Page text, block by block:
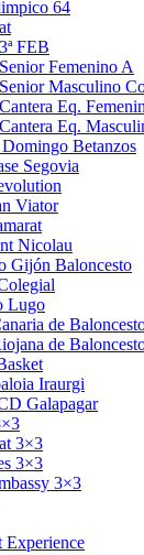
64
3ª FEB
Senior Femenino A
Senior Masculino
Cantera Eq.
Cantera Eq.
Betanzos
Segovia
Viator
Nicolau
Gijón Baloncesto
Lugo
de
de
Iraurgi
Galapagar
3×3
3×3
3×3
Experience